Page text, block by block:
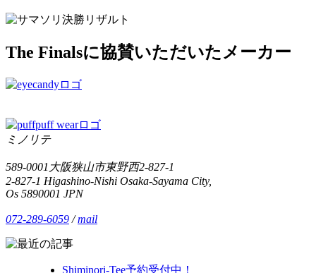
The Finalsに協賛いただいたメーカー
ミノリテ
589-0001大阪狭山市東野西2-827-1
2-827-1 Higashino-Nishi Osaka-Sayama City,
Os 5890001 JPN
072-289-6059 /mail
Shiminori-Tee予約受付中！